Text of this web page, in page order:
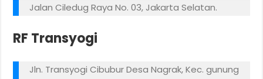
Jalan Ciledug Raya No. 03, Jakarta Selatan.
RF Transyogi
Jln. Transyogi Cibubur Desa Nagrak, Kec. gunung